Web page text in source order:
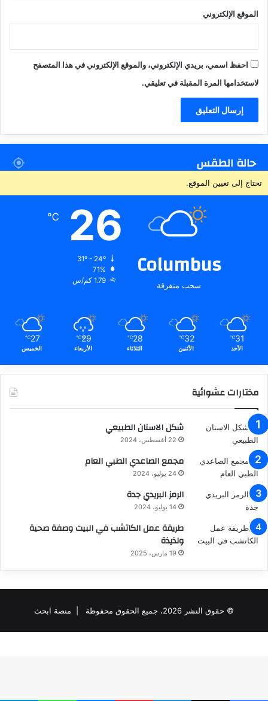
الموقع الإلكتروني
احفظ اسمي، بريدي الإلكتروني، والموقع الإلكتروني في هذا المتصفح
لاستخدامها المرة المقبلة في تعليقي.
حالة الطقس
تحتاج إلى تعيين الموقع.
Columbus
سحب متفرقة
26
℃
71%
1.79 كم/س
31
℃
الأحد
32
℃
الأثنين
28
℃
الثلاثاء
29
℃
الأربعاء
27
℃
الخميس
مختارات عشوائية
شكل الاسنان الطبيعي
22 أغسطس، 2024
مجمع الصاعدي الطبي العام
24 يوليو، 2024
الرمز البريدي جدة
14 يوليو، 2024
طريقة عمل الكاتشب في البيت وصفة صحية
ولذيذة
19 مارس، 2025
© حقوق النشر 2026، جميع الحقوق محفوظة | منصة ابحث